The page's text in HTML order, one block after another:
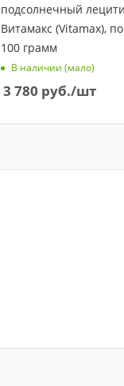
подсолнечный
Витамакс (Vitamax),
100 грамм
В наличии (мало)
3 780 руб./шт